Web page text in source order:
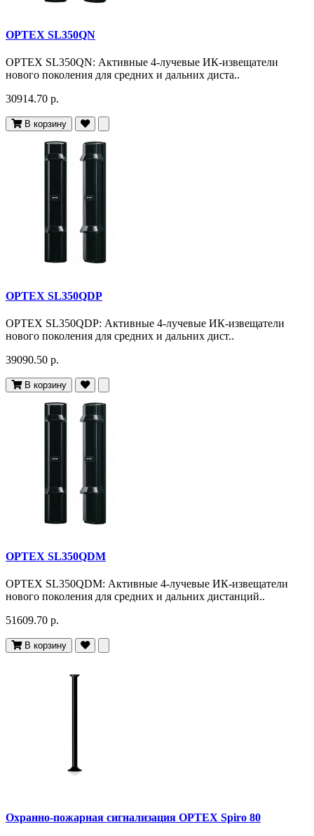
OPTEX SL350QN
OPTEX SL350QN: Активные 4-лучевые ИК-извещатели
нового поколения для средних и дальних диста..
30914.70 р.
В корзину
OPTEX SL350QDP
OPTEX SL350QDP: Активные 4-лучевые ИК-извещатели
нового поколения для средних и дальних дист..
39090.50 р.
В корзину
OPTEX SL350QDM
OPTEX SL350QDM: Активные 4-лучевые ИК-извещатели
нового поколения для средних и дальних дистанций..
51609.70 р.
В корзину
Охранно-пожарная сигнализация OPTEX Spiro 80